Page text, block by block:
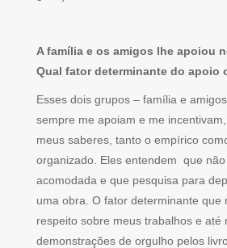
A família e os amigos lhe apoiou
Qual fator determinante do apoio
Esses dois grupos – família e
sempre me apoiam e me
meus saberes, tanto o empírico
organizado. Eles entendem que
acomodada e que pesquisa para
uma obra. O fator determinante que
respeito sobre meus trabalhos e até
demonstrações de orgulho pelos